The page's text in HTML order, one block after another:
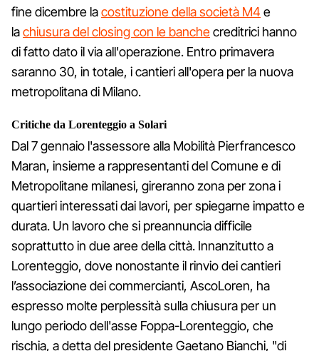
fine dicembre lacostituzione della società M4e
lachiusura del closing con le banchecreditrici hanno
di fatto dato il via all'operazione. Entro primavera
saranno 30, in totale, i cantieri all'opera per la nuova
metropolitana di Milano.
Critiche da Lorenteggio a Solari
Dal 7 gennaio l'assessore alla Mobilità Pierfrancesco
Maran, insieme a rappresentanti del Comune e di
Metropolitane milanesi, gireranno zona per zona i
quartieri interessati dai lavori, per spiegarne impatto e
durata. Un lavoro che si preannuncia difficile
soprattutto in due aree della città. Innanzitutto a
Lorenteggio, dove nonostante il rinvio dei cantieri
l’associazione dei commercianti, AscoLoren, ha
espresso molte perplessità sulla chiusura per un
lungo periodo dell'asse Foppa-Lorenteggio, che
rischia, a detta del presidente Gaetano Bianchi, "di